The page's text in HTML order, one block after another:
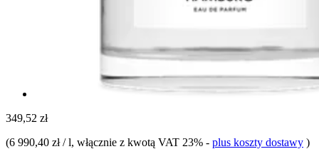
349,52 zł
(6 990,40 zł / l, włącznie z kwotą VAT 23% - plus koszty dostawy )